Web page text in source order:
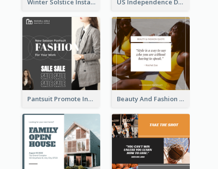
Winter Solstice Instagram Post US Independence Day Instagram Post
Pantsuit Promote Instagram Post Beauty And Fashion Inspirational Quote Instagram Post